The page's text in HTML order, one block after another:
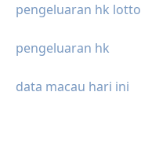
pengeluaran hk lotto
pengeluaran hk
data macau hari ini